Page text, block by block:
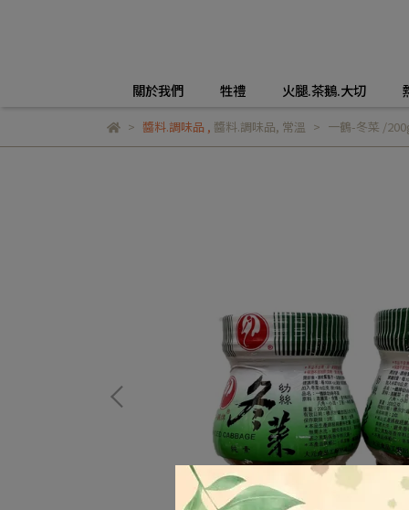
關於我們 牲禮 火腿.茶鵝.大切
醬料.調味品 , 醬料.調味品, 常溫 一鶴-冬菜 /